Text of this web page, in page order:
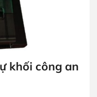
khối công an